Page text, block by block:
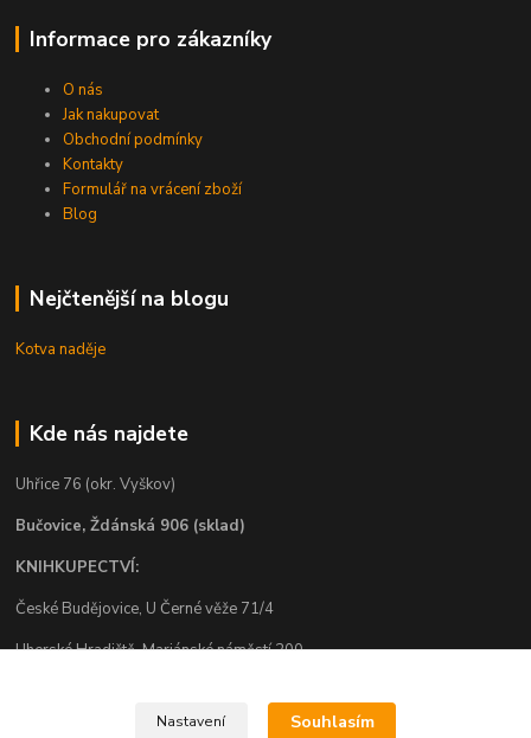
Informace pro zákazníky
O nás
Jak nakupovat
Obchodní podmínky
Kontakty
Formulář na vrácení zboží
Blog
Nejčtenější na blogu
Kotva naděje
Kde nás najdete
Uhřice 76 (okr. Vyškov)
Bučovice, Ždánská 906 (sklad)
KNIHKUPECTVÍ:
České Budějovice, U Černé věže 71/4
Uherské Hradiště, Mariánské náměstí 200
Nastavení Souhlasím